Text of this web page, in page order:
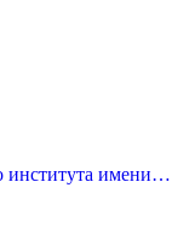
института имени…